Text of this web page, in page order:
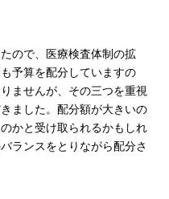
ので、医療検査体制の拡
予算を配分していますの
ませんが、その三つを重視
ました。配分額が大きいの
かと受け取られるかもしれ
ランスをとりながら配分さ